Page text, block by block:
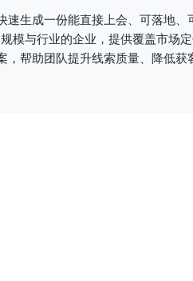
型V1与MQL阈值；3个核心落地页
定稿与设计；直播话题与嘉宾确认；试
仪表盘模板（流量-线索-漏斗-成本-归
投放与CRO）
落地页标题、CTA样式、表单长度；
成与邮件序列第1封发送
天任务；演示短视频上线；行业解决
，次日回放再营销与跟进邮件
微调（基于首批表现）；SDR节奏
速生成一份能直接上会、可落地
模与行业的企业，提供覆盖市场
，帮助团队提升线索质量、降低